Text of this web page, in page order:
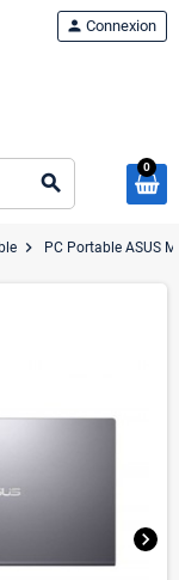
search
person Connexion
0
chevron_right PC Portable ASUS
chevron_right